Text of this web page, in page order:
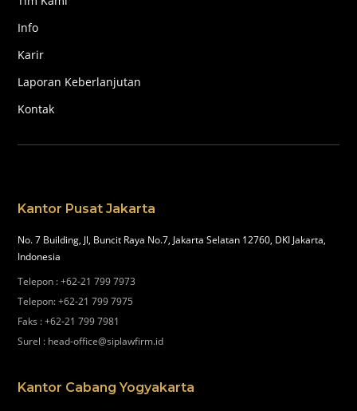
Info
Karir
Laporan Keberlanjutan
Kontak
Kantor Pusat Jakarta
No. 7 Building, Jl, Buncit Raya No.7, Jakarta Selatan 12760, DKI Jakarta,
Indonesia
Telepon :+62-21 799 7973
Telepon:+62-21 799 7975
Faks :+62-21 799 7981
Surel : head-office@siplawfirm.id
Kantor Cabang Yogyakarta